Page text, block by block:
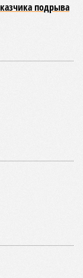
– с таким
он это
ребра, а
версией
даже в РПЦ – в
притягивать
вряд
он стоит
обязаны это
тут
на
уже третий
на женщин,
Теперь он
хотят
И